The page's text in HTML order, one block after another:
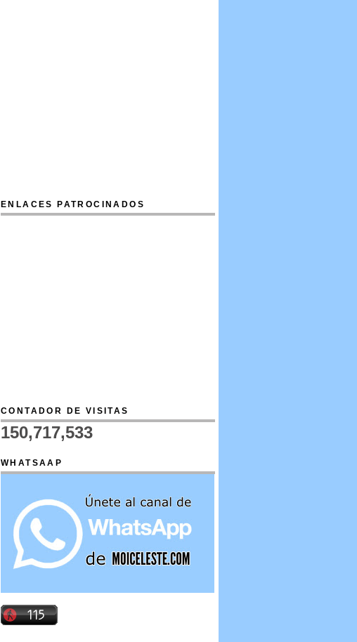
ENLACES PATROCINADOS
CONTADOR DE VISITAS
150,717,533
WHATSAAP